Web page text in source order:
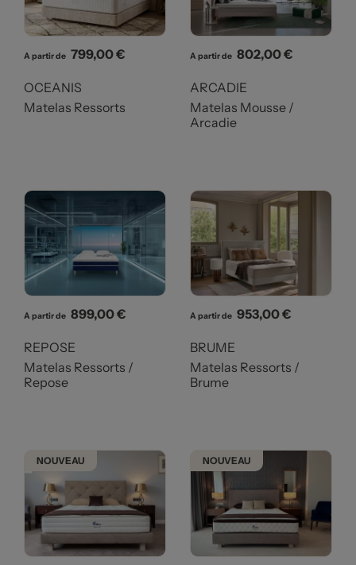
A partir de Prix
799,00 €
OCEANIS
Matelas Ressorts
A partir de Prix
802,00 €
ARCADIE
Matelas Mousse /
Arcadie
A partir de Prix
899,00 €
REPOSE
Matelas Ressorts /
Repose
A partir de Prix
953,00 €
BRUME
Matelas Ressorts /
Brume
NOUVEAU NOUVEAU